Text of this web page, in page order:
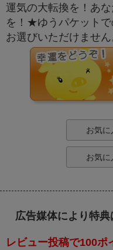
運気の大転換を！あ
を！★ゆうパケット
お選びいただけません
お気に
お気に
広告媒体により特典
レビュー投稿で100ポ